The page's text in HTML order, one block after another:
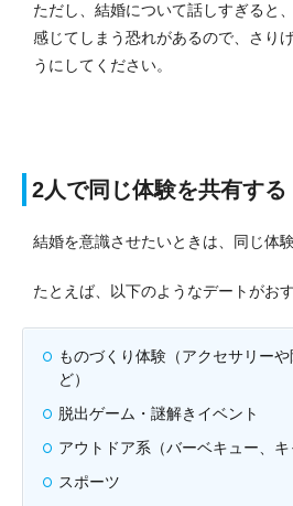
ただし、結婚について話しすぎると
感じてしまう恐れがあるので、さり
うにしてください。
2人で同じ体験を共有する
結婚を意識させたいときは、同じ体
たとえば、以下のようなデートがおす
ものづくり体験（アクセサリー
ど）
脱出ゲーム・謎解きイベント
アウトドア系（バーベキュー、キ
スポーツ